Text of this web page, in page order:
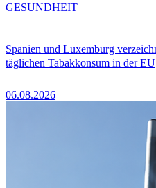
Spanien und Luxemburg
täglichen Tabakkonsum in der EU
06.08.2026
GESUNDHEIT